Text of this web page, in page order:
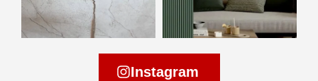
Instagram